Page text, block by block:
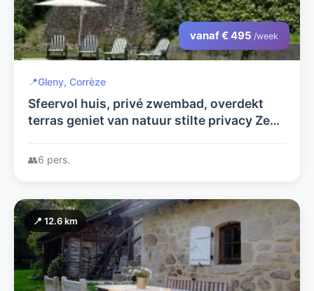
vanaf € 495 /week
📍Gleny, Corrèze
Sfeervol huis, privé zwembad, overdekt
terras geniet van natuur stilte privacy Zeer
vrienden welkom tot 6 pers.
👥6 pers.
📍 12.6 km